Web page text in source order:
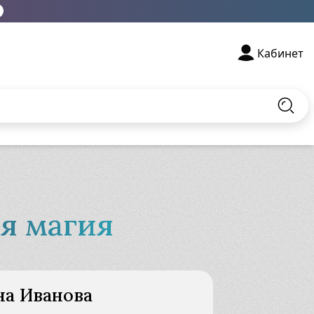
скачивания
Кабинет
магия
Иванова